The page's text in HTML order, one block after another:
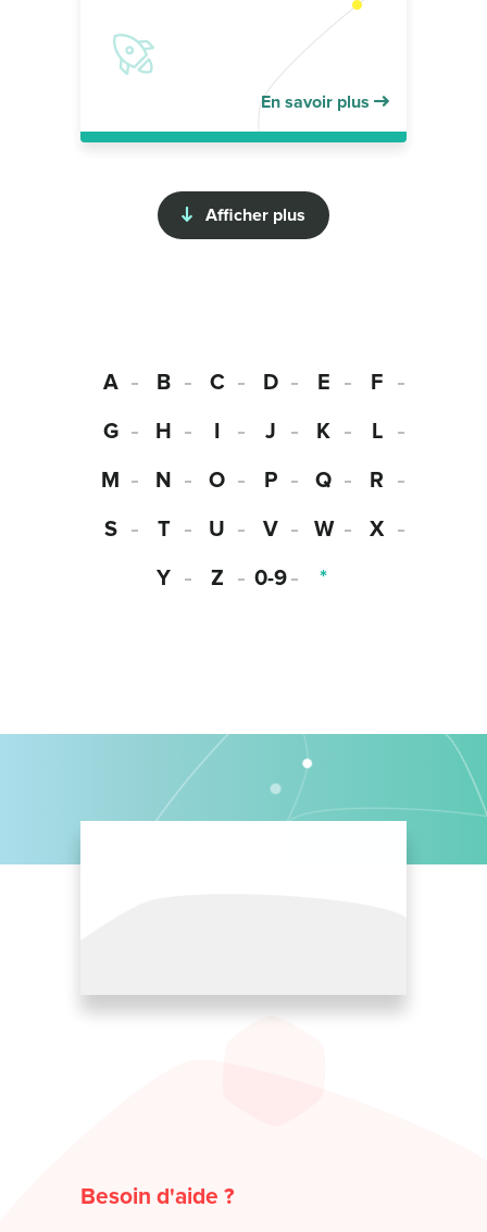
En savoir plus
Afficher plus
A B C D E
F
G
H I J K
L
M
N O P Q
R
S
T U V W
X
Y
Z 0-9 *
Besoin d'aide ?